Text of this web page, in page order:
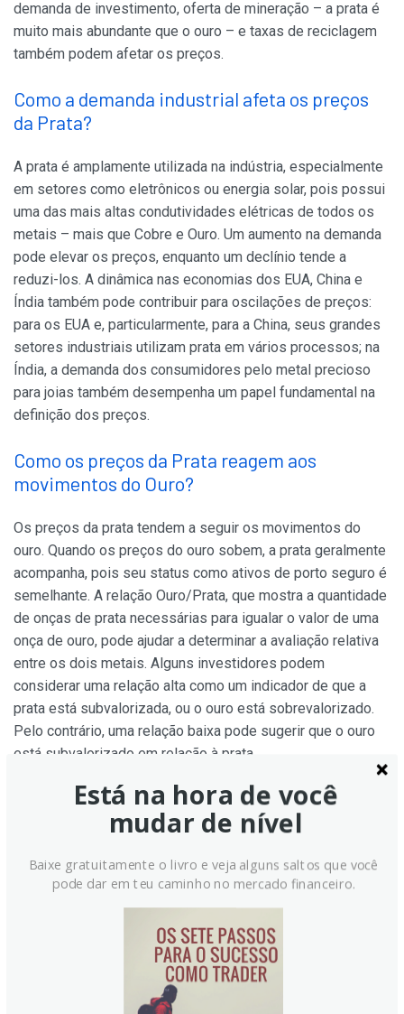
demanda de investimento, oferta de mineração – a prata é
muito mais abundante que o ouro – e taxas de reciclagem
também podem afetar os preços.
Como a demanda industrial afeta os preços
da Prata?
A prata é amplamente utilizada na indústria, especialmente
em setores como eletrônicos ou energia solar, pois possui
uma das mais altas condutividades elétricas de todos os
metais – mais que Cobre e Ouro. Um aumento na demanda
pode elevar os preços, enquanto um declínio tende a
reduzi-los. A dinâmica nas economias dos EUA, China e
Índia também pode contribuir para oscilações de preços:
para os EUA e, particularmente, para a China, seus grandes
setores industriais utilizam prata em vários processos; na
Índia, a demanda dos consumidores pelo metal precioso
para joias também desempenha um papel fundamental na
definição dos preços.
Como os preços da Prata reagem aos
movimentos do Ouro?
Os preços da prata tendem a seguir os movimentos do
ouro. Quando os preços do ouro sobem, a prata geralmente
acompanha, pois seu status como ativos de porto seguro é
semelhante. A relação Ouro/Prata, que mostra a quantidade
de onças de prata necessárias para igualar o valor de uma
onça de ouro, pode ajudar a determinar a avaliação relativa
entre os dois metais. Alguns investidores podem
considerar uma relação alta como um indicador de que a
prata está subvalorizada, ou o ouro está sobrevalorizado.
Pelo contrário, uma relação baixa pode sugerir que o ouro
está subvalorizado em relação à prata.
Está na hora de você
mudar de nível
Baixe gratuitamente o livro e veja alguns saltos que você
pode dar em teu caminho no mercado financeiro.